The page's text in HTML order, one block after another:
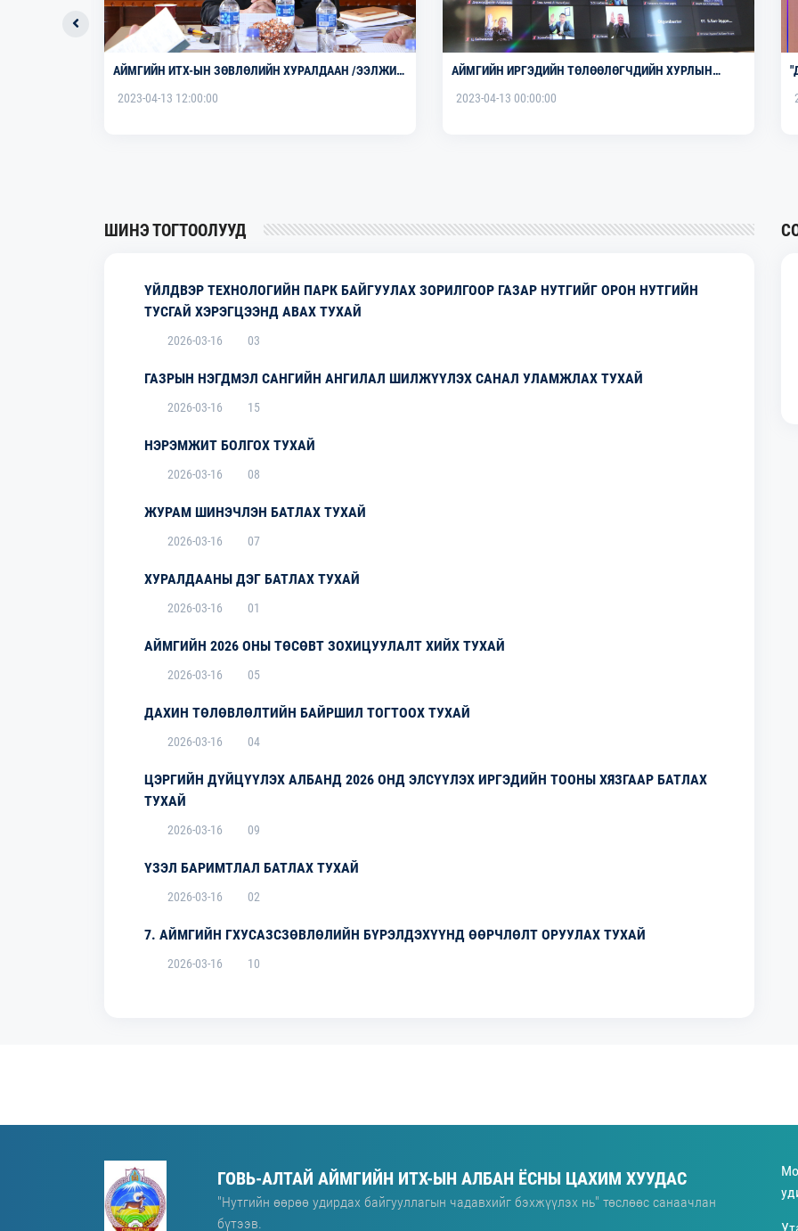
АЙМГИЙН ИТХ-ЫН ЗӨВЛӨЛИЙН ХУРАЛДААН /ЭЭЛЖИТ
2023-04-13 12:00:00
АЙМГИЙН ИРГЭДИЙН ТӨЛӨӨЛӨГЧДИЙН ХУРЛЫН
2023-04-13 00:00:00
ШИНЭ ТОГТООЛУУД
ҮЙЛДВЭР ТЕХНОЛОГИЙН ПАРК БАЙГУУЛАХ ЗОРИЛГООР ГАЗАР НУТГИЙГ ОРОН НУТГИЙН
ТУСГАЙ ХЭРЭГЦЭЭНД АВАХ ТУХАЙ
2026-03-16 03
ГАЗРЫН НЭГДМЭЛ САНГИЙН АНГИЛАЛ ШИЛЖҮҮЛЭХ САНАЛ УЛАМЖЛАХ ТУХАЙ
2026-03-16 15
НЭРЭМЖИТ БОЛГОХ ТУХАЙ
2026-03-16 08
ЖУРАМ ШИНЭЧЛЭН БАТЛАХ ТУХАЙ
2026-03-16 07
ХУРАЛДААНЫ ДЭГ БАТЛАХ ТУХАЙ
2026-03-16 01
АЙМГИЙН 2026 ОНЫ ТӨСӨВТ ЗОХИЦУУЛАЛТ ХИЙХ ТУХАЙ
2026-03-16 05
ДАХИН ТӨЛӨВЛӨЛТИЙН БАЙРШИЛ ТОГТООХ ТУХАЙ
2026-03-16 04
ЦЭРГИЙН ДҮЙЦҮҮЛЭХ АЛБАНД 2026 ОНД ЭЛСҮҮЛЭХ ИРГЭДИЙН ТООНЫ ХЯЗГААР БАТЛАХ
ТУХАЙ
2026-03-16 09
ҮЗЭЛ БАРИМТЛАЛ БАТЛАХ ТУХАЙ
2026-03-16 02
7. АЙМГИЙН ГХУСАЗСЗӨВЛӨЛИЙН БҮРЭЛДЭХҮҮНД ӨӨРЧЛӨЛТ ОРУУЛАХ ТУХАЙ
2026-03-16 10
ГОВЬ-АЛТАЙ АЙМГИЙН ИТХ-ЫН АЛБАН ЁСНЫ ЦАХИМ ХУУДАС
"Нутгийн өөрөө удирдах байгууллагын чадавхийг бэхжүүлэх нь" төслөөс санаачлан
бүтээв.